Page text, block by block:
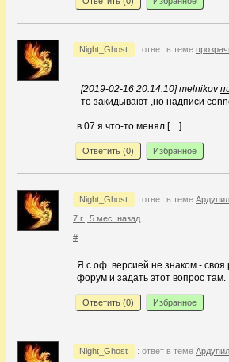
Night_Ghost : ответ в теме
[2019-02-16 20:14:10] melnikov
то закидывают ,но надписи
в 07 я что-то менял […]
Ответить (0) Избранное
Night_Ghost : ответ в теме
7 г., 5 мес. назад
#
Я с оф. версией не знаком - своя
форум и задать этот вопрос там.
Ответить (0) Избранное
Night_Ghost : ответ в теме